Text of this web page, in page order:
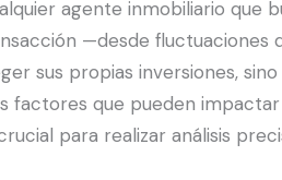
agente inmobiliario que
—desde fluctuaciones
sus propias inversiones,
factores que pueden
para realizar análisis